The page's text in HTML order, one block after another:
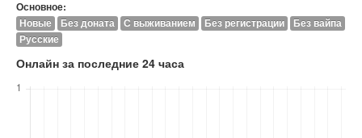
Основное:
Новые Без доната С выживанием Без регистрации
Без вайпа
Русские
Онлайн за последние 24 часа